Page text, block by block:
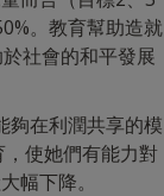
。教育幫助造就
社會的和平發展
夠在利潤共享的模
使她們有能力對
幅下降。